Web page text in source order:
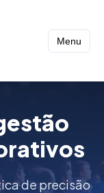
Menu
de precisão